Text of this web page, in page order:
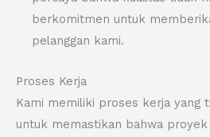
berkomitmen untuk
pelanggan kami.
Proses Kerja
Kami memiliki proses kerja yang
untuk memastikan bahwa